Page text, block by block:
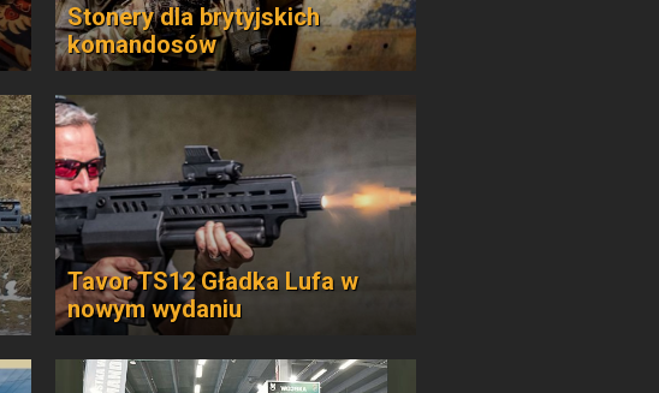
Stonery dla brytyjskich
komandosów
Tavor TS12 Gładka Lufa w
nowym wydaniu